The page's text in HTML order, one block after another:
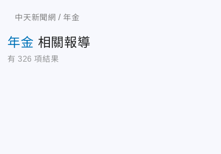
中天新聞網 年金
年金 相關報導
有 326 項結果